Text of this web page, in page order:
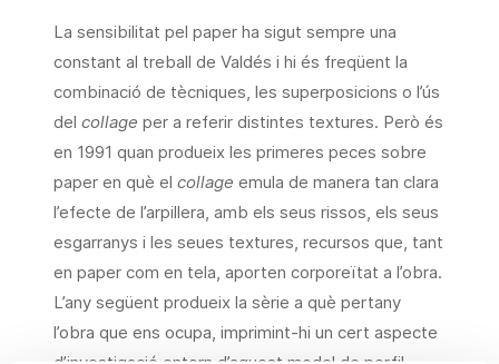
La sensibilitat pel paper ha sigut sempre una
constant al treball de Valdés i hi és freqüent la
combinació de tècniques, les superposicions o l’ús
del collage per a referir distintes textures. Però és
en 1991 quan produeix les primeres peces sobre
paper en què el collage emula de manera tan clara
l’efecte de l’arpillera, amb els seus rissos, els seus
esgarranys i les seues textures, recursos que, tant
en paper com en tela, aporten corporeïtat a l’obra.
L’any següent produeix la sèrie a què pertany
l’obra que ens ocupa, imprimint-hi un cert aspecte